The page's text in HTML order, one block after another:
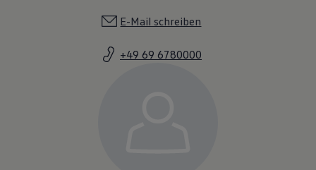
E-Mail schreiben
+49 69 6780000